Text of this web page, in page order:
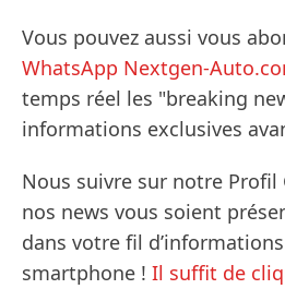
Vous pouvez aussi vous
WhatsApp Nextgen-
temps réel les "breaking
informations exclusives
Nous suivre sur notre Profil
nos news vous soient
dans votre fil
smartphone ! Il suffit de